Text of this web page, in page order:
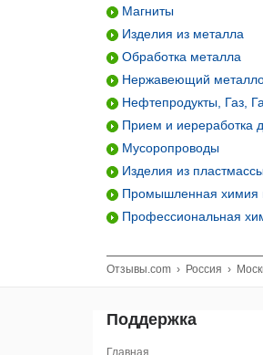
Магниты
Изделия из металла
Обработка металла
Нержавеющий
Нефтепродукты, Газ,
Прием и иереработка
Мусоропроводы
Изделия из
Промышленная химия
Профессиональная
Отзывы.com › Россия ›
Поддержка
Главная